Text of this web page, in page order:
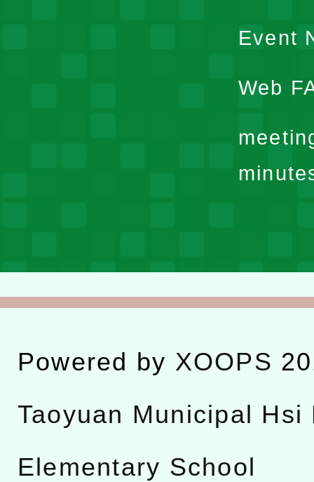
Event
Web
Powered by XOOPS
Taoyuan Municipal Hsi
Elementary School